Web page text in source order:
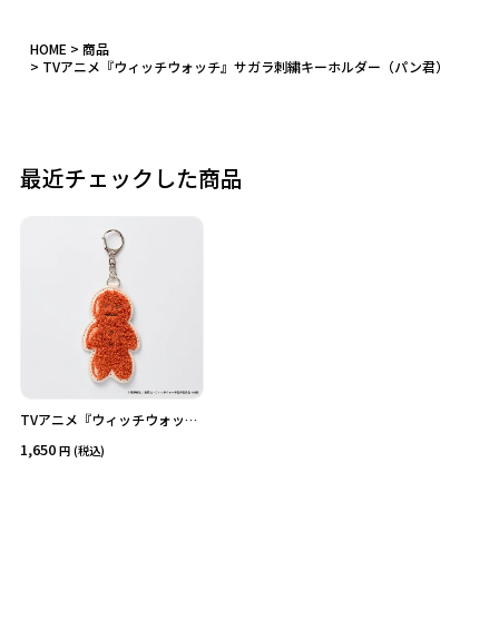
HOME
商品
TVアニメ『ウィッチウォッチ』サガラ刺繍キーホルダー（パン君）
最近チェックした商品
TVアニメ『ウィッチウォッ
（パン君）
1,650 (税込)
価格
その他
クリア